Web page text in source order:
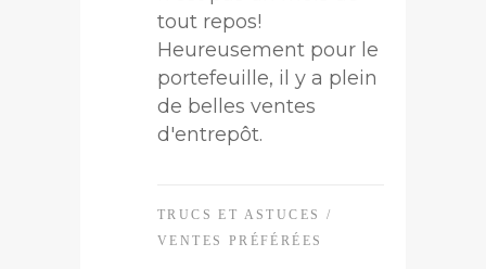
tout repos!
Heureusement pour le
portefeuille, il y a plein
de belles ventes
d'entrepôt.
TRUCS ET ASTUCES
/
VENTES PRÉFÉRÉES